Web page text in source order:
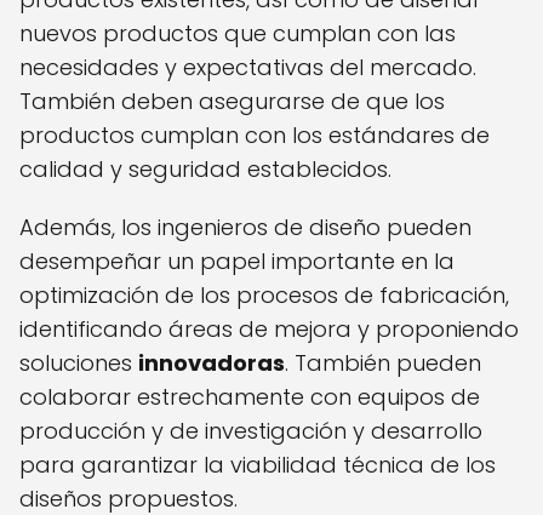
nuevos productos que cumplan con las
necesidades y expectativas del mercado.
También deben asegurarse de que los
productos cumplan con los estándares de
calidad y seguridad establecidos.
Además, los ingenieros de diseño pueden
desempeñar un papel importante en la
optimización de los procesos de fabricación,
identificando áreas de mejora y proponiendo
soluciones innovadoras. También pueden
colaborar estrechamente con equipos de
producción y de investigación y desarrollo
para garantizar la viabilidad técnica de los
diseños propuestos.